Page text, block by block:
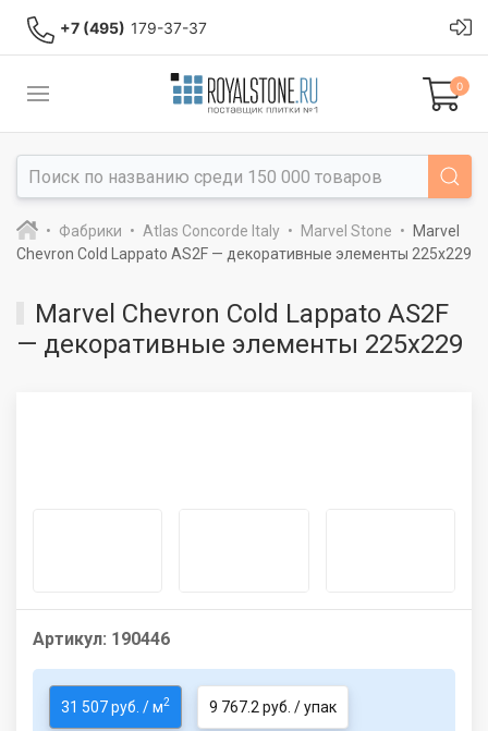
+7 (495) 179-37-37
0
Фабрики Atlas Concorde Italy Marvel Stone
Marvel
Chevron Cold Lappato AS2F — декоративные элементы 225x229
Marvel Chevron Cold Lappato AS2F
— декоративные элементы 225x229
Артикул: 190446
31 507 руб. / м2 9 767.2 руб. / упак